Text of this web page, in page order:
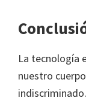
La tecnología
nuestro